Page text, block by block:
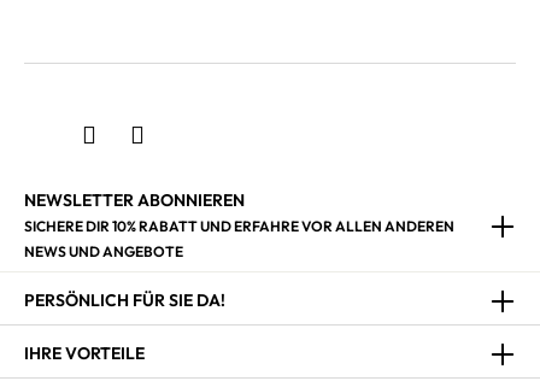
NEWSLETTER ABONNIEREN
SICHERE DIR 10% RABATT UND ERFAHRE VOR ALLEN ANDEREN
NEWS UND ANGEBOTE
PERSÖNLICH FÜR SIE DA!
IHRE VORTEILE